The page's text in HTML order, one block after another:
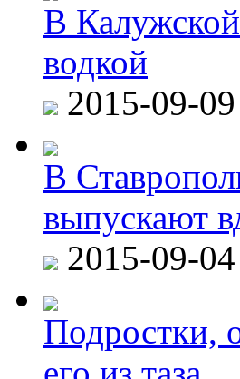
В Калужской
водкой
2015-09-
В
выпускают
2015-09-
Подростки,